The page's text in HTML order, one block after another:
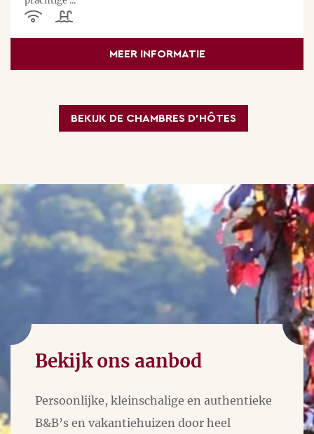
MEER INFORMATIE
BEKIJK DE CHAMBRES D’HÔTES
Bekijk ons aanbod
Persoonlijke, kleinschalige en authentieke
B&B’s en vakantiehuizen door heel